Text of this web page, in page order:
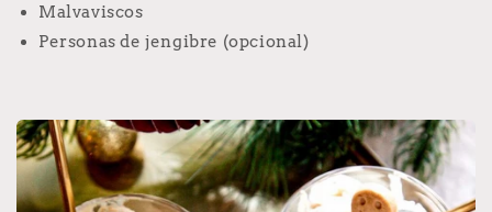
Malvaviscos
Personas de jengibre (opcional)